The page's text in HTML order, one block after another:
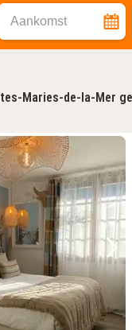
Aankomst
Maries-de-la-Mer